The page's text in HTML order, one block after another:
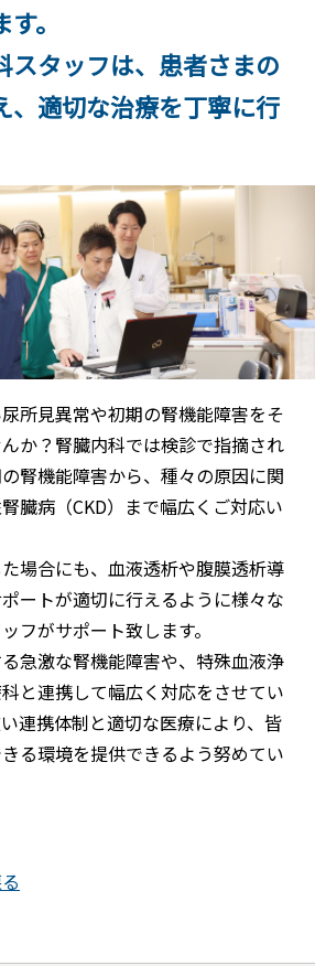
。
スタッフは、患者さまの
、適切な治療を丁寧に行
所見異常や初期の腎機能障害をそ
か？腎臓内科では検診で指摘され
腎機能障害から、種々の原因に関
臓病（CKD）まで幅広くご対応い
場合にも、血液透析や腹膜透析導
ートが適切に行えるように様々な
フがサポート致します。
急激な腎機能障害や、特殊血液浄
と連携して幅広く対応をさせてい
連携体制と適切な医療により、皆
る環境を提供できるよう努めてい